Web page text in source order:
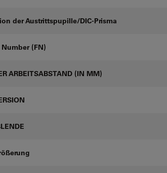
der Austrittspupille/DIC-Prisma
(FN)
ARBEITSABSTAND (IN MM)